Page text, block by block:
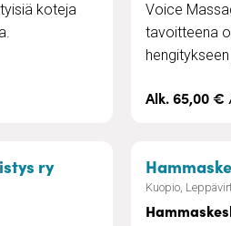
koteja
Voice
tavoitteena
hengitykseen
Alk. 65,00
ry– Vuokrakoteja
Kuopio,